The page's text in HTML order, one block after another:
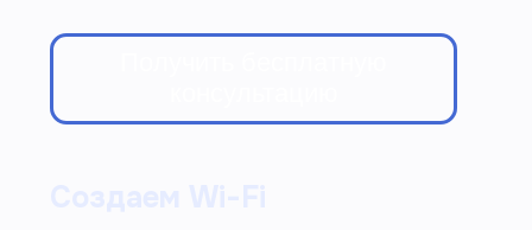
© Copyright 2017-2026. ИП Сергеев Сергей
Викторович (ОГРНИП 317774600006945)